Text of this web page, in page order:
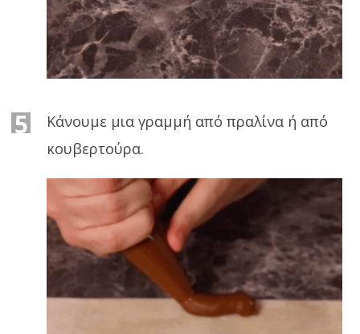
5
Κάνουμε μια γραμμή από πραλίνα ή από
κουβερτούρα.